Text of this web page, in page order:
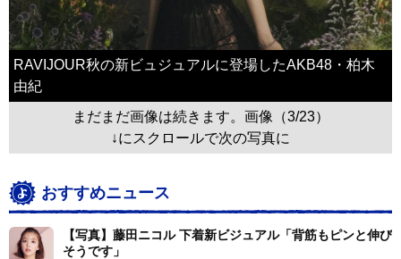
RAVIJOUR秋の新ビュジュアルに登場したAKB48・柏木
由紀
まだまだ画像は続きます。画像（3/23）
↓にスクロールで次の写真に
おすすめニュース
【写真】藤田ニコル 下着新ビジュアル「背筋もピンと伸び
そうです」